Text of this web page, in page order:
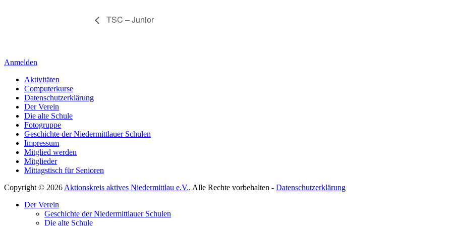
TSC – Junior
Anmelden
Aktivitäten
Computerkurse
Datenschutzerklärung
Der Verein
Die alte Schule
Fotogruppe
Geschichte der Niedermittlauer Schulen
Impressum
Mitglied werden
Mitglieder
Mittagstisch für Senioren
Copyright © 2026 Aktionskreis aktives Niedermittlau e.V.. Alle Rechte vorbehalten - Datenschutzerklärung
scrollenDer Verein
Geschichte der Niedermittlauer Schulen
Die alte Schule